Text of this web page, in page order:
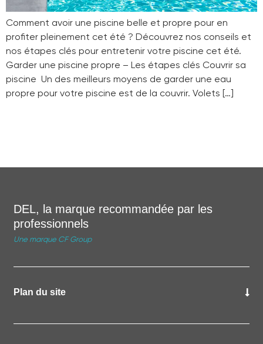
Comment avoir une piscine belle et propre pour en
profiter pleinement cet été ? Découvrez nos conseils et
nos étapes clés pour entretenir votre piscine cet été.
Garder une piscine propre – Les étapes clés Couvrir sa
piscine Un des meilleurs moyens de garder une eau
propre pour votre piscine est de la couvrir. Volets […]
DEL, la marque recommandée par les
professionnels
Une marque CF Group
Plan du site